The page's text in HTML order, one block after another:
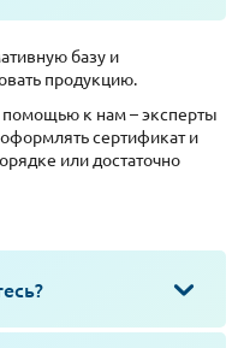
базу и
продукцию.
помощью к нам – эксперты
сертификат и
или достаточно